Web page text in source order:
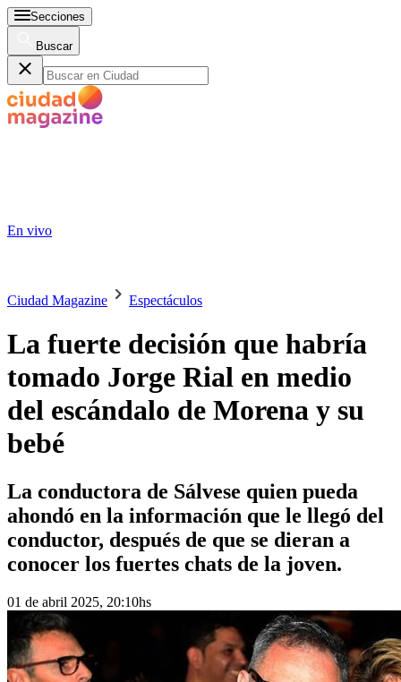
Secciones
Buscar
En vivo
Ciudad Magazine Espectáculos
La fuerte decisión que habría
tomado Jorge Rial en medio
del escándalo de Morena y su
bebé
La conductora de Sálvese quien pueda
ahondó en la información que le llegó del
conductor, después de que se dieran a
conocer los fuertes chats de la joven.
01 de abril 2025, 20:10hs